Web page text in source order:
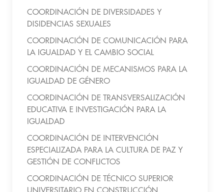
COORDINACIÓN DE DIVERSIDADES Y
DISIDENCIAS SEXUALES
COORDINACIÓN DE COMUNICACIÓN PARA
LA IGUALDAD Y EL CAMBIO SOCIAL
COORDINACIÓN DE MECANISMOS PARA LA
IGUALDAD DE GÉNERO
COORDINACIÓN DE TRANSVERSALIZACIÓN
EDUCATIVA E INVESTIGACIÓN PARA LA
IGUALDAD
COORDINACIÓN DE INTERVENCIÓN
ESPECIALIZADA PARA LA CULTURA DE PAZ Y
GESTIÓN DE CONFLICTOS
COORDINACIÓN DE TÉCNICO SUPERIOR